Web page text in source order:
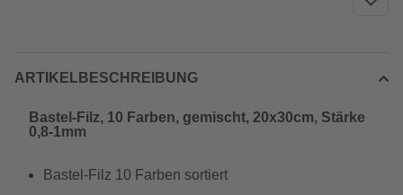
ARTIKELBESCHREIBUNG
Bastel-Filz, 10 Farben, gemischt, 20x30cm, Stärke
0,8-1mm
Bastel-Filz 10 Farben sortiert